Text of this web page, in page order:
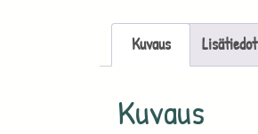
Kuvaus Lisätiedot
Kuvaus